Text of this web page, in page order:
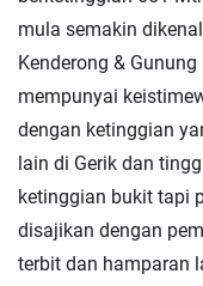
mula semakin
Kenderong &
mempunyai
dengan ketinggian
lain di Gerik dan
ketinggian bukit tapi
disajikan dengan
terbit dan hamparan